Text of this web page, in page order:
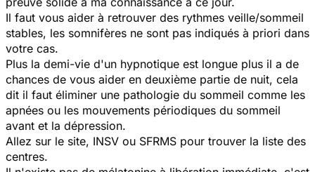
Il faut vous aider à retrouver des rythmes veille/sommeil
stables, les somnifères ne sont pas indiqués à priori dans
votre cas.
Plus la demi-vie d'un hypnotique est longue plus il a de
chances de vous aider en deuxième partie de nuit, cela
dit il faut éliminer une pathologie du sommeil comme les
apnées ou les mouvements périodiques du sommeil
avant et la dépression.
Allez sur le site, INSV ou SFRMS pour trouver la liste des
centres.